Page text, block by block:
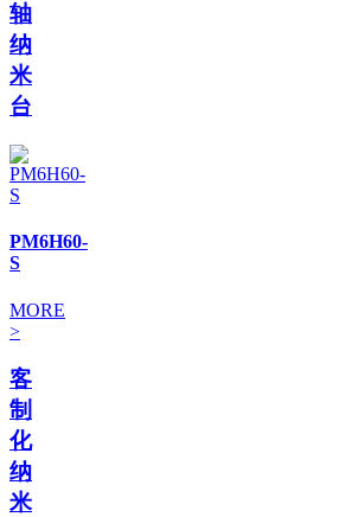
轴
纳
米
台
PM6H60-
S
MORE
>
客
制
化
纳
米